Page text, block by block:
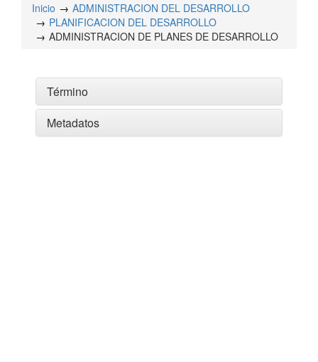
Inicio
ADMINISTRACION DEL DESARROLLO
PLANIFICACION DEL DESARROLLO
ADMINISTRACION DE PLANES DE DESARROLLO
Término
Metadatos